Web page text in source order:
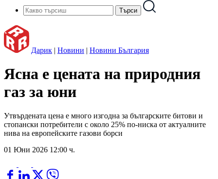
Дарик | Новини | Новини България
Ясна е цената на природния
газ за юни
Утвърдената цена е много изгодна за българските битови и
стопански потребители с около 25% по-ниска от актуалните
нива на европейските газови борси
01 Юни 2026 12:00 ч.